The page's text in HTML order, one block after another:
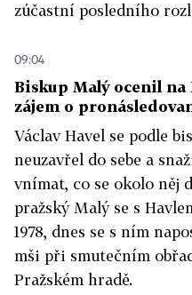
zúčastní posledního
09:04
Biskup Malý ocenil na
zájem o
Václav Havel se podle
neuzavřel do sebe a
vnímat, co se okolo něj
pražský Malý se s
1978, dnes se s ním
mši při smutečním
Pražském hradě.